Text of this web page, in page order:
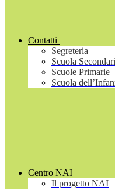
Contatti
Segreteria
Scuola
Scuole Primarie
Scuola
Centro NAI
Il progetto NAI